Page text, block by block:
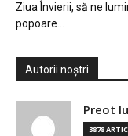
Ziua Învierii, să ne
popoare…
Autorii noștri
Preot
3878